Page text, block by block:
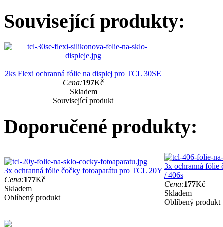
Související produkty:
2ks Flexi ochranná fólie na displej pro TCL 30SE
Cena:197Kč
Skladem
Související produkt
Doporučené produkty:
3x ochranná fólie čočky fotoaparátu pro TCL 20Y
Cena:177Kč
Skladem
Oblíbený produkt
3x ochranná fólie
/ 406s
Cena:177Kč
Skladem
Oblíbený produkt